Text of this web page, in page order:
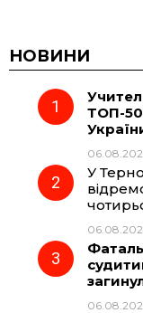
c
e
o
k
НОВИНИ
ТОП-50
У